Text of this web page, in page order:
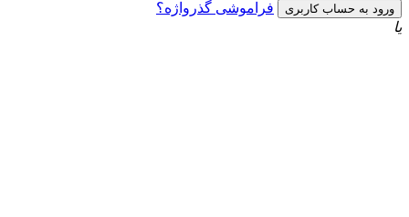
فراموشی گذرواژه؟
یا